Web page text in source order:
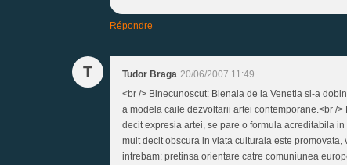
Répondre
T Tudor Braga 20/06/2007 11:49
<br /> Binecunoscut: Bienala de la Venetia si-a
a modela сaile dezvoltarii artei contemporane.<br /
decit expresia artei, se pare o formula acreditabila
mult decit obscura in viata culturala este
intrebam: pretinsa orientare catre comuniunea